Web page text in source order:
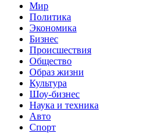
Мир
Политика
Экономика
Бизнес
Происшествия
Общество
Образ жизни
Культура
Шоу-бизнес
Наука и техника
Авто
Спорт